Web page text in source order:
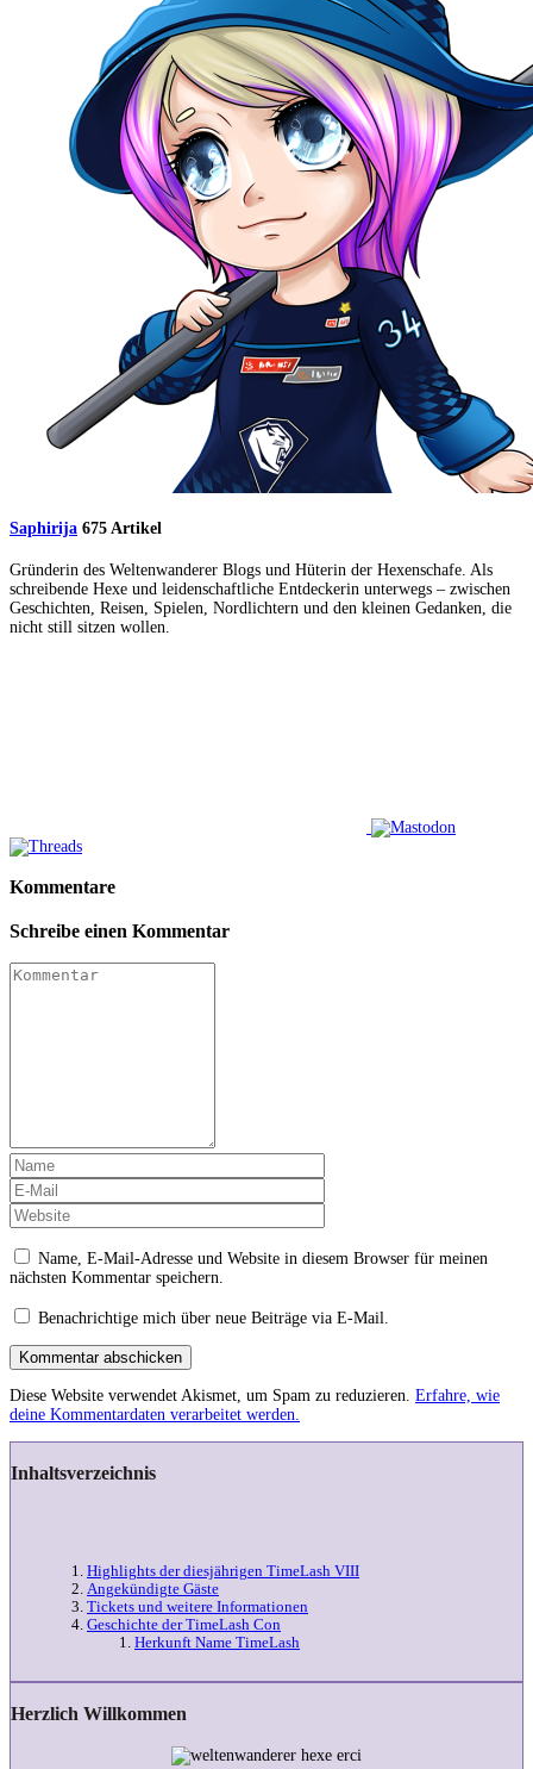
Saphirija 675 Artikel
Gründerin des Weltenwanderer Blogs und Hüterin der Hexenschafe. Als
schreibende Hexe und leidenschaftliche Entdeckerin unterwegs – zwischen
Geschichten, Reisen, Spielen, Nordlichtern und den kleinen Gedanken, die
nicht still sitzen wollen.
Kommentare
Schreibe einen Kommentar
Name, E-Mail-Adresse und Website in diesem Browser für meinen
nächsten Kommentar speichern.
Benachrichtige mich über neue Beiträge via E-Mail.
Kommentar abschicken
Diese Website verwendet Akismet, um Spam zu reduzieren. Erfahre, wie
deine Kommentardaten verarbeitet werden.
Inhaltsverzeichnis
Highlights der diesjährigen TimeLash VIII
Angekündigte Gäste
Tickets und weitere Informationen
Geschichte der TimeLash Con
Herkunft Name TimeLash
Herzlich Willkommen